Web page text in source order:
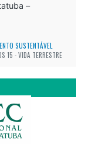
–
SUSTENTÁVEL
15 - VIDA TERRESTRE